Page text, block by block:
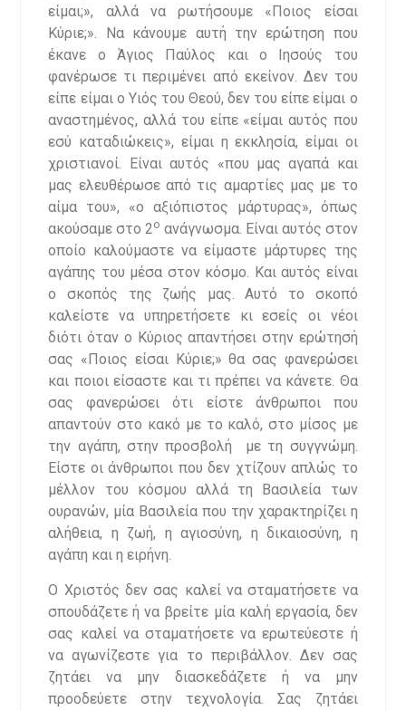
είμαι;», αλλά να ρωτήσουμε «Ποιος είσαι
Κύριε;». Να κάνουμε αυτή την ερώτηση που
έκανε ο Άγιος Παύλος και ο Ιησούς του
φανέρωσε τι περιμένει από εκείνον. Δεν του
είπε είμαι ο Υιός του Θεού, δεν του είπε είμαι ο
αναστημένος, αλλά του είπε «είμαι αυτός που
εσύ καταδιώκεις», είμαι η εκκλησία, είμαι οι
χριστιανοί. Είναι αυτός «που μας αγαπά και
μας ελευθέρωσε από τις αμαρτίες μας με το
αίμα του», «ο αξιόπιστος μάρτυρας», όπως
ακούσαμε στο 2ο ανάγνωσμα. Είναι αυτός στον
οποίο καλούμαστε να είμαστε μάρτυρες της
αγάπης του μέσα στον κόσμο. Και αυτός είναι
ο σκοπός της ζωής μας. Αυτό το σκοπό
καλείστε να υπηρετήσετε κι εσείς οι νέοι
διότι όταν ο Κύριος απαντήσει στην ερώτησή
σας «Ποιος είσαι Κύριε;» θα σας φανερώσει
και ποιοι είσαστε και τι πρέπει να κάνετε. Θα
σας φανερώσει ότι είστε άνθρωποι που
απαντούν στο κακό με το καλό, στο μίσος με
την αγάπη, στην προσβολή με τη συγγνώμη.
Είστε οι άνθρωποι που δεν χτίζουν απλώς το
μέλλον του κόσμου αλλά τη Βασιλεία των
ουρανών, μία Βασιλεία που την χαρακτηρίζει η
αλήθεια, η ζωή, η αγιοσύνη, η δικαιοσύνη, η
αγάπη και η ειρήνη.
Ο Χριστός δεν σας καλεί να σταματήσετε να
σπουδάζετε ή να βρείτε μία καλή εργασία, δεν
σας καλεί να σταματήσετε να ερωτεύεστε ή
να αγωνίζεστε για το περιβάλλον. Δεν σας
ζητάει να μην διασκεδάζετε ή να μην
προοδεύετε στην τεχνολογία. Σας ζητάει